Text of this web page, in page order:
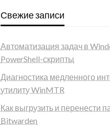
Свежие записи
Автоматизация задач в
PowerShell-скрипты
Диагностика медленного
утилиту WinMTR
Как выгрузить и перенести
Bitwarden